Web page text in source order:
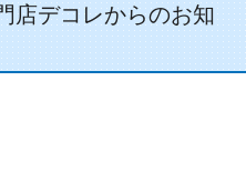
店デコレからのお知